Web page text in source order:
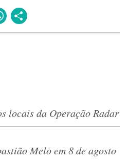
WhatsApp
locais da Operação Radar
Melo em 8 de agosto